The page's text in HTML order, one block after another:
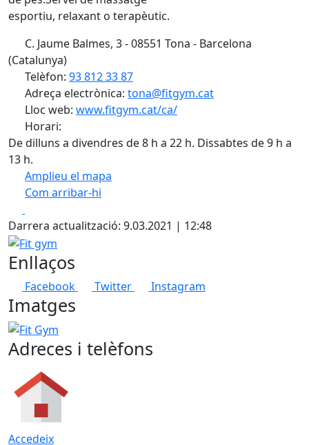
esportiu, relaxant o terapèutic.
C. Jaume Balmes, 3 - 08551 Tona - Barcelona
(Catalunya)
Telèfon: 93 812 33 87
Adreça electrònica: tona@fitgym.cat
Lloc web: www.fitgym.cat/ca/
Horari:
De dilluns a divendres de 8 h a 22 h. Dissabtes de 9 h a
13 h.
Amplieu el mapa
Com arribar-hi
+
−
Darrera actualització: 9.03.2021 | 12:48
Fit gym
Enllaços
Facebook Twitter Instagram
Imatges
Fit Gym
Adreces i telèfons
Accedeix